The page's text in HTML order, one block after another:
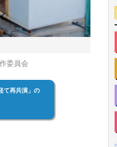
委員会
て再共演」の